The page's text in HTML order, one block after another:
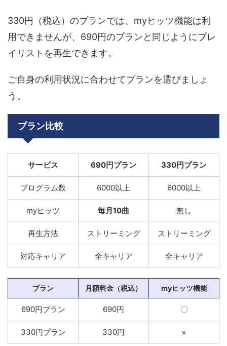
330円（税込）のプランでは、myヒッツ機能は利
用できませんが、690円のプランと同じようにプレ
イリストを再生できます。
ご自身の利用状況に合わせてプランを選びましょ
う。
プラン比較
サービス 690円プラン 330円プラン
プログラム数 6000以上 6000以上
myヒッツ 毎月10曲 無し
再生方法 ストリーミング ストリーミング
対応キャリア 全キャリア 全キャリア
プラン 月額料金（税込） myヒッツ機能
690円プラン 690円 〇
330円プラン 330円 ×